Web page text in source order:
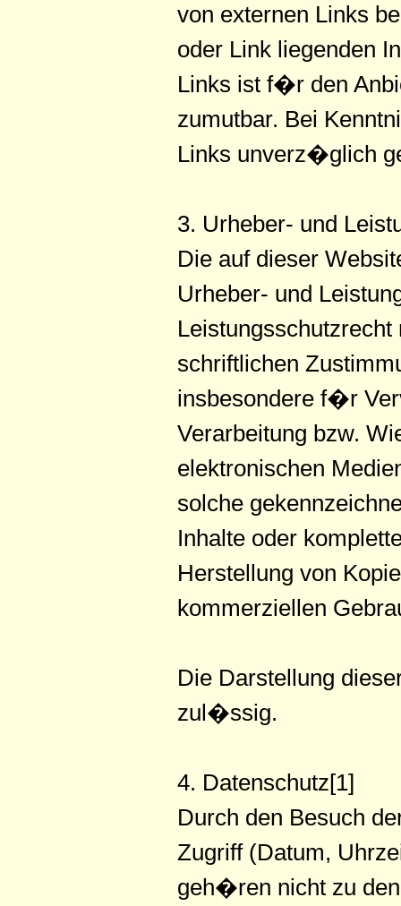
von externen Links
oder Link liegenden
Links ist f�r den
zumutbar. Bei
Links unverz�glich
3. Urheber- und
Die auf dieser
Urheber- und
schriftlichen
insbesondere f�r
Verarbeitung bzw.
elektronischen
solche
Inhalte oder
Herstellung von
kommerziellen
Die Darstellung
zul�ssig.
4. Datenschutz[1]
Durch den Besuch
Zugriff (Datum,
geh�ren nicht zu